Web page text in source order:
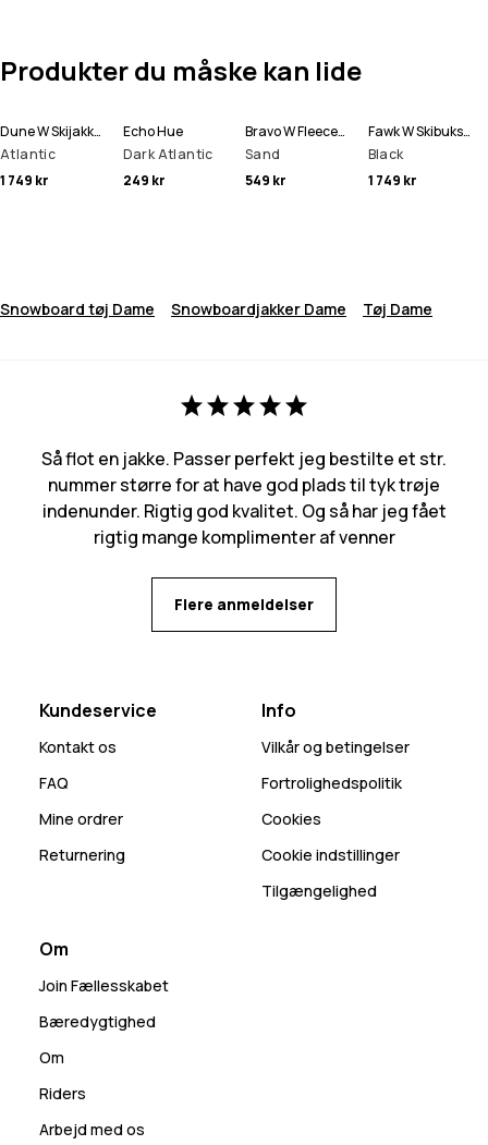
Produkter du måske kan lide
Dune W Skijakke Dame
Atlantic
1 749 kr
Echo Hue
Dark Atlantic
249 kr
Bravo W Fleecetrøje Dame
Sand
549 kr
Fawk W Skibukser Dame
Black
1 749 kr
Snowboard tøj Dame Snowboardjakker Dame Tøj Dame
Så flot en jakke. Passer perfekt jeg bestilte et str.
nummer større for at have god plads til tyk trøje
indenunder. Rigtig god kvalitet. Og så har jeg fået
rigtig mange komplimenter af venner
Flere anmeldelser
Kundeservice
Kontakt os
FAQ
Mine ordrer
Returnering
Info
Vilkår og betingelser
Fortrolighedspolitik
Cookies
Cookie indstillinger
Tilgængelighed
Om
Join Fællesskabet
Bæredygtighed
Om
Riders
Arbejd med os